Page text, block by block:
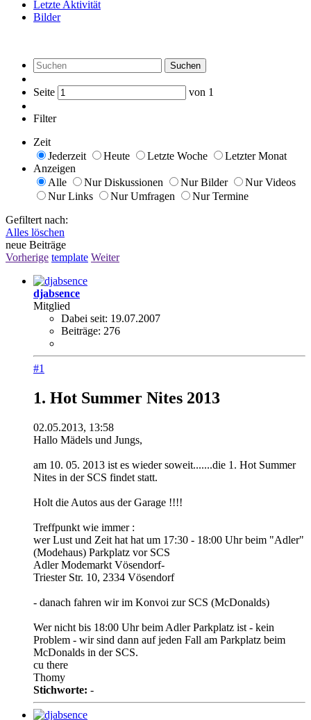
Letzte Aktivität
Bilder
Suchen
Seite von 1
Filter
Zeit
Jederzeit
Heute Letzte Woche
Letzter Monat
Anzeigen
Alle
Nur Diskussionen Nur Bilder
Nur Videos
Nur Links
Nur Umfragen
Nur Termine
Gefiltert nach:
Alles löschen
neue Beiträge
Vorherige template Weiter
djabsence
Mitglied
Dabei seit: 19.07.2007
Beiträge: 276
#1
1. Hot Summer Nites 2013
02.05.2013, 13:58
Hallo Mädels und Jungs,
am 10. 05. 2013 ist es wieder soweit.......die 1. Hot Summer
Nites in der SCS findet statt.
Holt die Autos aus der Garage !!!!
Treffpunkt wie immer :
wer Lust und Zeit hat hat um 17:30 - 18:00 Uhr beim "Adler"
(Modehaus) Parkplatz vor SCS
Adler Modemarkt Vösendorf-
Triester Str. 10, 2334 Vösendorf
- danach fahren wir im Konvoi zur SCS (McDonalds)
Wer nicht bis 18:00 Uhr beim Adler Parkplatz ist - kein
Problem - wir sind dann auf jeden Fall am Parkplatz beim
McDonalds in der SCS.
cu there
Thomy
Stichworte: -